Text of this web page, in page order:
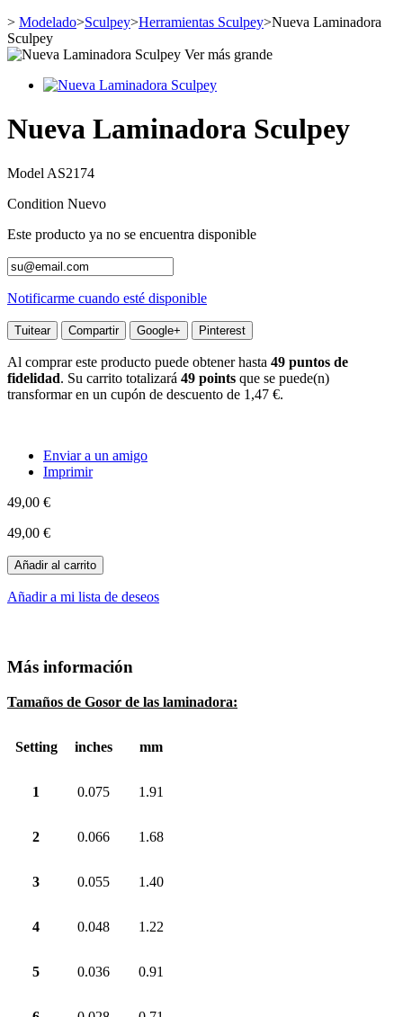
> Modelado>Sculpey>Herramientas Sculpey>Nueva Laminadora
Sculpey
Ver más grande
Nueva Laminadora Sculpey
Model AS2174
Condition Nuevo
Este producto ya no se encuentra disponible
Notificarme cuando esté disponible
Tuitear Compartir Google+ Pinterest
Al comprar este producto puede obtener hasta 49 puntos de
fidelidad. Su carrito totalizará 49 points que se puede(n)
transformar en un cupón de descuento de 1,47 €.
Enviar a un amigo
Imprimir
49,00 €
49,00 €
Añadir al carrito
Añadir a mi lista de deseos
Más información
Tamaños de Gosor de las laminadora:
Setting inches mm
1 0.075 1.91
2 0.066 1.68
3 0.055 1.40
4 0.048 1.22
5 0.036 0.91